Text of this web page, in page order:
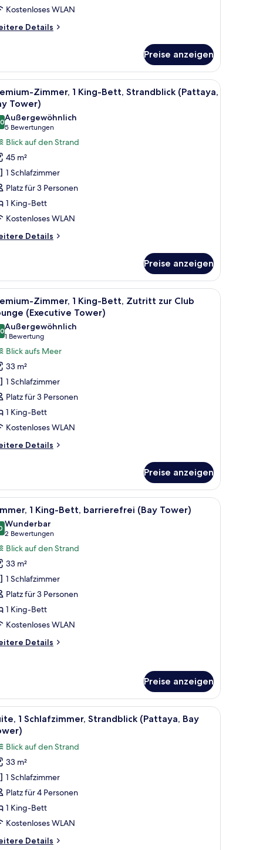
Kostenloses WLAN
Details
Preise anzeigen
Fernseher und Meerblick. Ein modernes Hotelzimmer mit Balkon,
6
Zimmer, 1 King-Bett, Strandblick (Pattaya,
Tower)
von 10
Außergewöhnlich
5 Bewertungen
(5
Bewertungen)
Blick auf den Strand
45 m²
1 Schlafzimmer
Platz für 3 Personen
1 King-Bett
Kostenloses WLAN
Details
Preise anzeigen
einer Sofagruppe, einem Esstisch und einem Flachbildfernseher.
Ein Hotelzimmer mit Balkon, einem Bett,
7
Zimmer, 1 King-Bett, Zutritt zur Club
(Executive Tower)
von 10
Außergewöhnlich
1 Bewertung
(1
Bewertung)
Blick aufs Meer
33 m²
1 Schlafzimmer
Platz für 3 Personen
1 King-Bett
Kostenloses WLAN
Details
Preise anzeigen
Couch, einem runden Couchtisch und Meerblick durch große
Ein modernes Hotelzimmer mit einem
9 1 King-Bett, barrierefrei (Bay Tower)
von 10
Wunderbar
2 Bewertungen
(2
Bewertungen)
Blick auf den Strand
33 m²
1 Schlafzimmer
Platz für 3 Personen
1 King-Bett
Kostenloses WLAN
Details
Preise anzeigen
Meerblick.
Schreibtisch, einem Stuhl, einem Fernseher und Blick auf ein Gebäude.
Ein modernes Hotelzimmer mit einem
13
1 Schlafzimmer, Strandblick (Pattaya, Bay
Blick auf den Strand
33 m²
1 Schlafzimmer
Platz für 4 Personen
1 King-Bett
Kostenloses WLAN
Details